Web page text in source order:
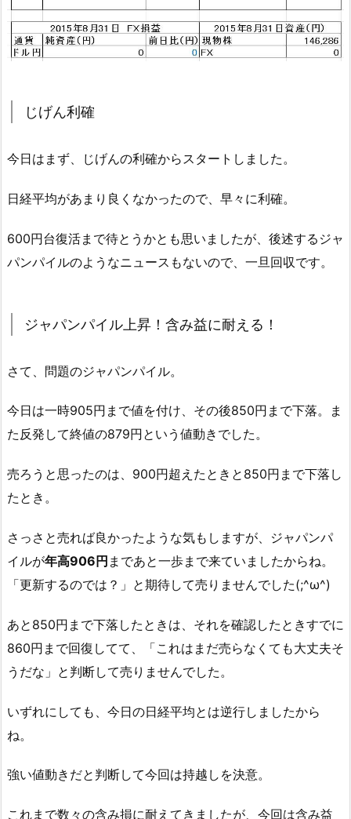
じげん利確
今日はまず、じげんの利確からスタートしました。
日経平均があまり良くなかったので、早々に利確。
600円台復活まで待とうかとも思いましたが、後述するジャ
パンパイルのようなニュースもないので、一旦回収です。
ジャパンパイル上昇！含み益に耐える！
さて、問題のジャパンパイル。
今日は一時905円まで値を付け、その後850円まで下落。ま
た反発して終値の879円という値動きでした。
売ろうと思ったのは、900円超えたときと850円まで下落し
たとき。
さっさと売れば良かったような気もしますが、ジャパンパ
イルが年高906円 まであと一歩まで来ていましたからね。
「更新するのでは？」と期待して売りませんでした(;^ω^)
あと850円まで下落したときは、それを確認したときすでに
860円まで回復してて、「これはまだ売らなくても大丈夫そ
うだな」と判断して売りませんでした。
いずれにしても、今日の日経平均とは逆行しましたから
ね。
強い値動きだと判断して今回は持越しを決意。
これまで数々の含み損に耐えてきましたが、今回は含み益